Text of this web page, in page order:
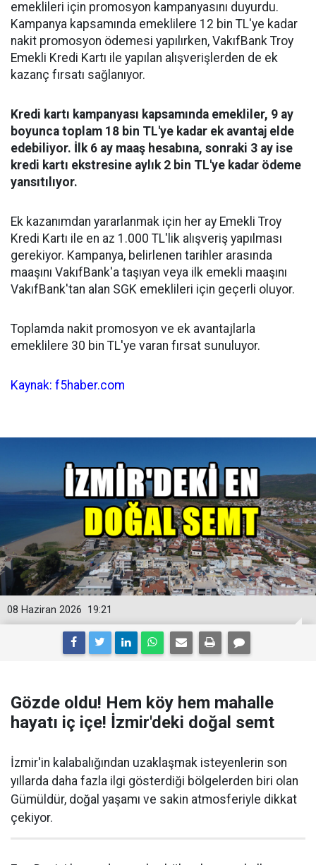
emeklileri için promosyon kampanyasını duyurdu.
Kampanya kapsamında emeklilere 12 bin TL'ye kadar
nakit promosyon ödemesi yapılırken, VakıfBank Troy
Emekli Kredi Kartı ile yapılan alışverişlerden de ek
kazanç fırsatı sağlanıyor.
Kredi kartı kampanyası kapsamında emekliler, 9 ay
boyunca toplam 18 bin TL'ye kadar ek avantaj elde
edebiliyor. İlk 6 ay maaş hesabına, sonraki 3 ay ise
kredi kartı ekstresine aylık 2 bin TL'ye kadar ödeme
yansıtılıyor.
Ek kazanımdan yararlanmak için her ay Emekli Troy
Kredi Kartı ile en az 1.000 TL'lik alışveriş yapılması
gerekiyor. Kampanya, belirlenen tarihler arasında
maaşını VakıfBank'a taşıyan veya ilk emekli maaşını
VakıfBank'tan alan SGK emeklileri için geçerli oluyor.
Toplamda nakit promosyon ve ek avantajlarla
emeklilere 30 bin TL'ye varan fırsat sunuluyor.
Kaynak: f5haber.com
19:21
08 Haziran 2026
Gözde oldu! Hem köy hem mahalle
hayatı iç içe! İzmir'deki doğal semt
İzmir'in kalabalığından uzaklaşmak isteyenlerin son
yıllarda daha fazla ilgi gösterdiği bölgelerden biri olan
Gümüldür, doğal yaşamı ve sakin atmosferiyle dikkat
çekiyor.